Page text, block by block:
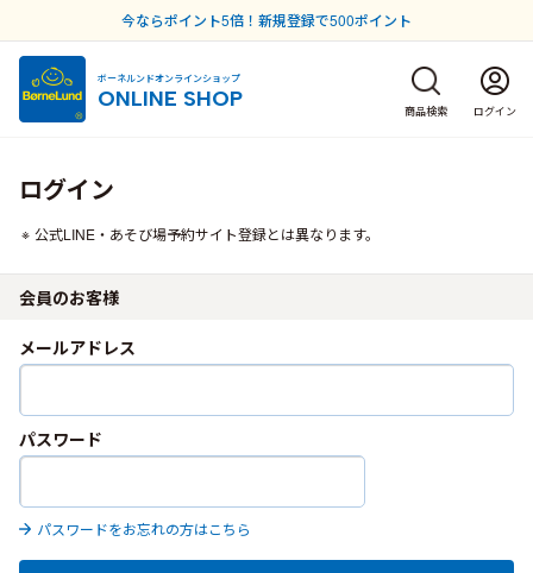
今ならポイント5倍！新規登録で500ポイント
ボーネルンドオンラインショップ
ONLINE SHOP 商品検索 ログイン
ログイン
公式LINE・あそび場予約サイト登録とは異なります。
会員のお客様
メールアドレス
パスワード
パスワードをお忘れの方はこちら